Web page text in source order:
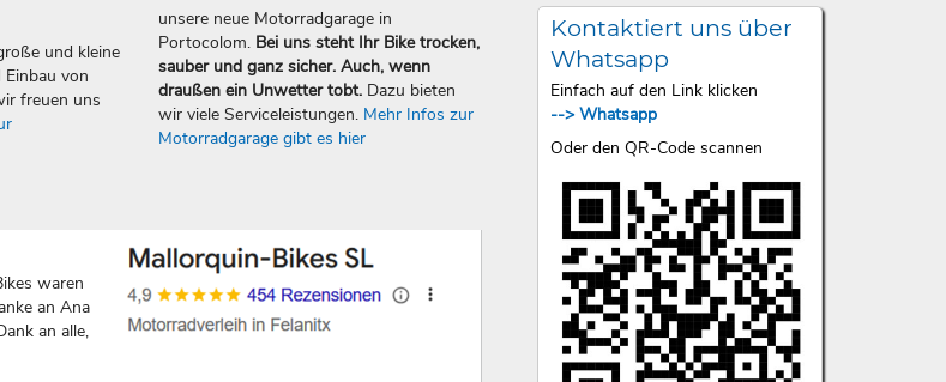
Kontaktiert uns über
Whatsapp
Einfach auf den Link klicken
--> Whatsapp
Oder den QR-Code scannen
und kleine
von
freuen uns
unsere neue Motorradgarage in
Portocolom. Bei uns steht Ihr Bike trocken,
sauber und ganz sicher. Auch, wenn
draußen ein Unwetter tobt. Dazu bieten
wir viele Serviceleistungen. Mehr Infos zur
Motorradgarage gibt es hier
waren
an Ana
an alle,